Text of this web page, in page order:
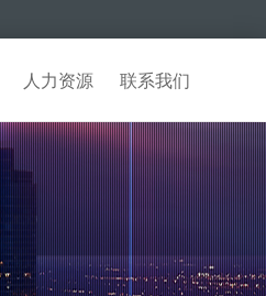
人力资源 联系我们